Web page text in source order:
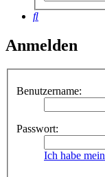
Suche
Anmelden
Benutzername:
Passwort:
Ich habe